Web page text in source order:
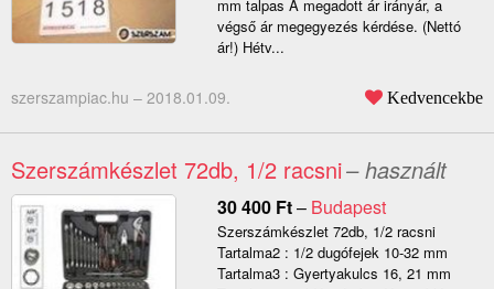
mm talpas A megadott ár irányár, a
végső ár megegyezés kérdése. (Nettó
ár!) Hétv...
szerszampiac.hu – 2018.01.09. Kedvencekbe
Szerszámkészlet 72db, 1/2 racsni– használt
30 400 Ft– Budapest
Szerszámkészlet 72db, 1/2 racsni
Tartalma2 : 1/2 dugófejek 10-32 mm
Tartalma3 : Gyertyakulcs 16, 21 mm